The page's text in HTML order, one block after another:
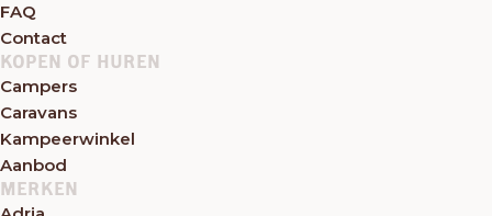
FAQ
Contact
KOPEN OF HUREN
Campers
Caravans
Kampeerwinkel
Aanbod
MERKEN